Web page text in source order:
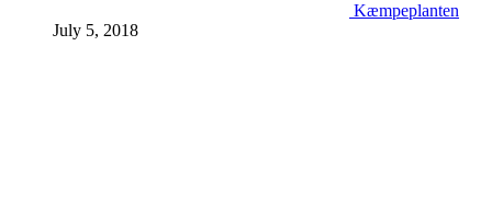
Kæmpeplanten
July 5, 2018